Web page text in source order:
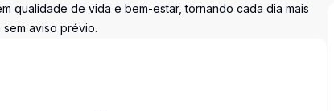
qualidade de vida e bem-estar, tornando cada dia mais
aviso prévio.